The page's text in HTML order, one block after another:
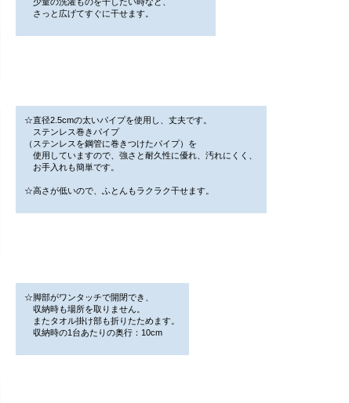
さっと広げてすぐに干せます。
☆直径2.5cmの太いパイプを使用し、丈夫です。
ステンレス巻きパイプ
（ステンレスを鋼管に巻きつけたパイプ）を
使用していますので、強さと耐久性に優れ、汚れにくく、
お手入れも簡単です。
☆高さが低いので、ふとんもラクラク干せます。
☆脚部がワンタッチで開閉でき、
収納時も場所を取りません。
またタオル掛け部も折りたためます。
収納時の1台あたりの奥行：10cm